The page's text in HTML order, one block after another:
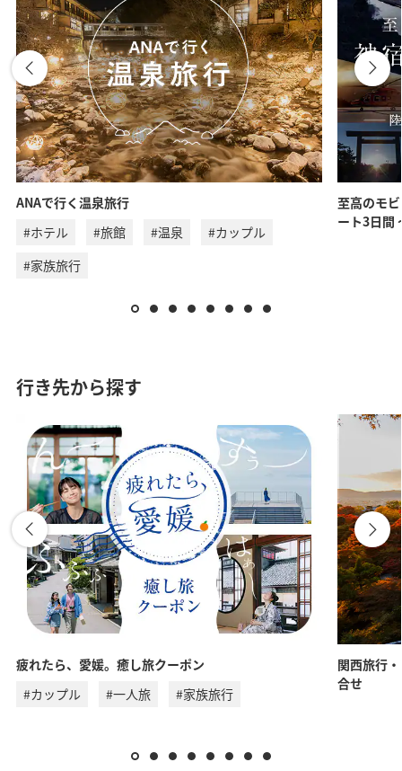
ANAで行く温泉旅行
#ホテル
#旅館 #温泉
#カップル
#家族旅行
至高のモ
ート3日間
行き先から探す
疲れたら、愛媛。癒し旅クーポン
#カップル
#一人旅 #家族旅行
関西旅行
合せ